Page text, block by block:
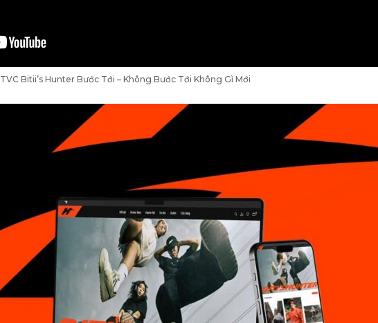
TVC Bitii’s Hunter Bước Tới – Không Bước Tới Không Gì Mới